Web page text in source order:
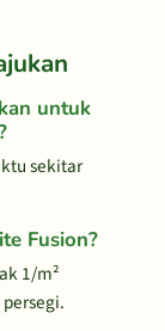
untuk
sekitar
Fusion?
1/m²